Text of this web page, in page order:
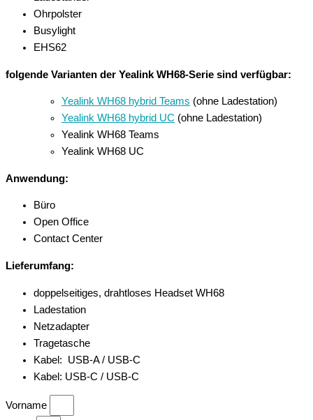
Ohrpolster
Busylight
EHS62
folgende Varianten der Yealink WH68-Serie sind verfügbar:
Yealink WH68 hybrid Teams (ohne Ladestation)
Yealink WH68 hybrid UC (ohne Ladestation)
Yealink WH68 Teams
Yealink WH68 UC
Anwendung:
Büro
Open Office
Contact Center
Lieferumfang:
doppelseitiges, drahtloses Headset WH68
Ladestation
Netzadapter
Tragetasche
Kabel: USB-A / USB-C
Kabel: USB-C / USB-C
Vorname